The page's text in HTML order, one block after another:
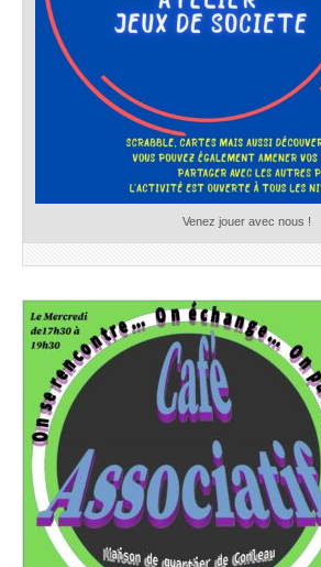
Venez jouer avec nous !